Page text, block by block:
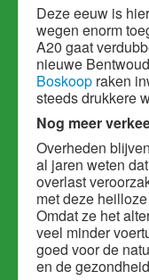
Deze eeuw is
wegen enorm
A20 gaat
nieuwe
Boskoop raken
steeds drukkere
Nog meer
Overheden
al jaren weten
overlast
met deze
Omdat ze het
veel minder
goed voor de
en de